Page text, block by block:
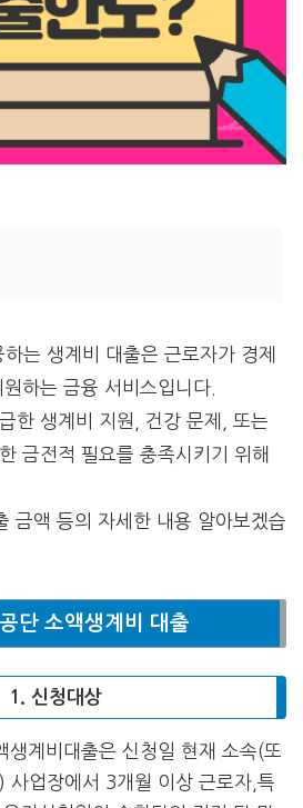
는 생계비 대출은 근로자가 경제
하는 금융 서비스입니다.
한 생계비 지원, 건강 문제, 또는
금전적 필요를 충족시키기 위해
금액 등의 자세한 내용 알아보겠습
단 소액생계비 대출
1. 신청대상
생계비대출은 신청일 현재 소속(또
사업장에서 3개월 이상 근로자,특